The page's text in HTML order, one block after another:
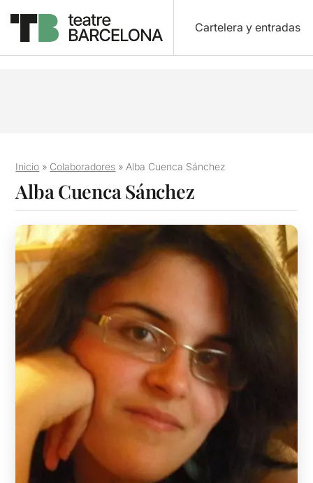
Cartelera y entradas
Inicio » Colaboradores » Alba Cuenca Sánchez
Alba Cuenca Sánchez